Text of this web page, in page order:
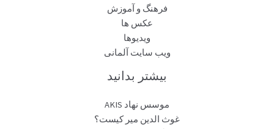
فرهنگ و آموزش
عکس ها
ویدیوها
ویب سایت آلمانی
بیشتر بدانید
موسس نهاد AKIS
غوث الدین میر کیست؟